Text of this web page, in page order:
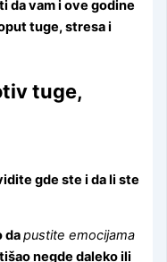
da vam i ove godine
tuge, stresa i
tuge,
gde ste i da li ste
dapustite emocijama
negde daleko ili